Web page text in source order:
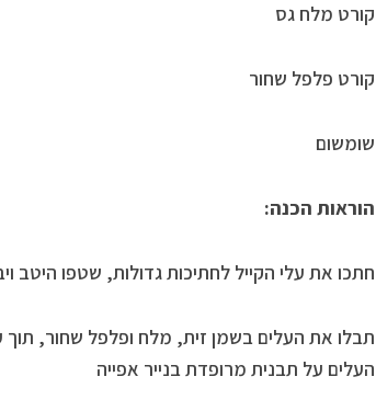
קורט מלח גס
קורט פלפל שחור
שומשום
הוראות הכנה:
חתכו את עלי הקייל לחתיכות גדולות, שטפו היטב
תבלו את העלים בשמן זית, מלח ופלפל שחור, תוך
העלים על תבנית מרופדת בנייר אפייה